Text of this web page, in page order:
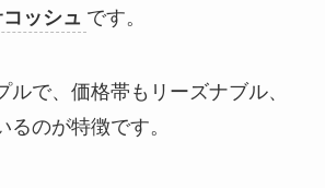
ッシュ です。
ルで、価格帯もリーズナブル、
るのが特徴です。